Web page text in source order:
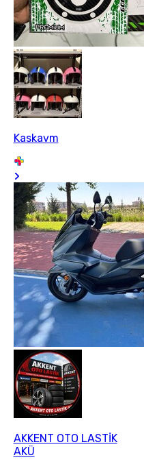
Kaskavm
AKKENT OTO LASTİK
AKÜ